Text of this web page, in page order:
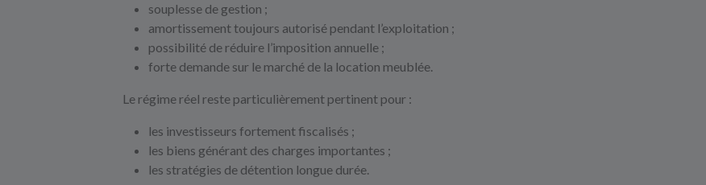
souplesse de gestion ;
amortissement toujours autorisé pendant l’exploitation ;
possibilité de réduire l’imposition annuelle ;
forte demande sur le marché de la location meublée.
Le régime réel reste particulièrement pertinent pour :
les investisseurs fortement fiscalisés ;
les biens générant des charges importantes ;
les stratégies de détention longue durée.